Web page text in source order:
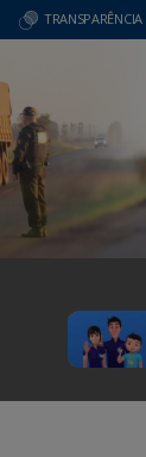
TRANSPARÊNCIA